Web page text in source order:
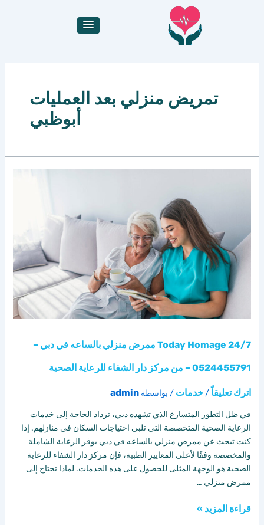
تمريض منزلي بعد العمليات
أبوظبي
24/7 Today Homage ممرض منزلي بالساعه في دبي –
0524455791 – من مركز دار الشفاء للرعاية الصحية
اترك تعليقاً /خدمات / بواسطة admin
في ظل التطور المتسارع الذي تشهده دبي، تزداد الحاجة إلى خدمات
الرعاية الصحية المتخصصة التي تلبي احتياجات السكان في منازلهم. إذا
كنت تبحث عن ممرض منزلي بالساعه في دبي يوفر الرعاية الشاملة
والمخصصة وفقًا لأعلى المعايير الطبية، فإن مركز دار الشفاء للرعاية
الصحية هو الوجهة المثلى للحصول على هذه الخدمات. لماذا تحتاج إلى
ممرض منزلي …
بالساعه
دبي
0524455791
مركز
دار
الشفاء
الصحية
قراءة المزيد »